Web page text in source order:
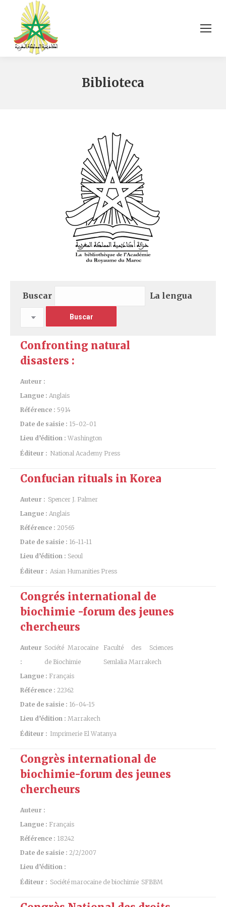
Biblioteca
Buscar La lengua
Confronting natural
disasters :
Auteur :
Langue : Anglais
Référence : 5914
Date de saisie : 15-02-01
Lieu d’édition : Washington
Éditeur : National Academy Press
Confucian rituals in Korea
Auteur : Spencer J. Palmer
Langue : Anglais
Référence : 20565
Date de saisie : 16-11-11
Lieu d’édition : Seoul
Éditeur : Asian Humanities Press
Congrés international de
biochimie -forum des jeunes
chercheurs
Auteur
:
Société Marocaine
de Biochimie
Faculté des Sciences
Semlalia Marrakech
Langue : Français
Référence : 22362
Date de saisie : 16-04-15
Lieu d’édition : Marrakech
Éditeur : Imprimerie El Watanya
Congrès international de
biochimie-forum des jeunes
chercheurs
Auteur :
Langue : Français
Référence : 18242
Date de saisie : 2/2/2007
Lieu d’édition :
Éditeur : Société marocaine de biochimie SFBBM